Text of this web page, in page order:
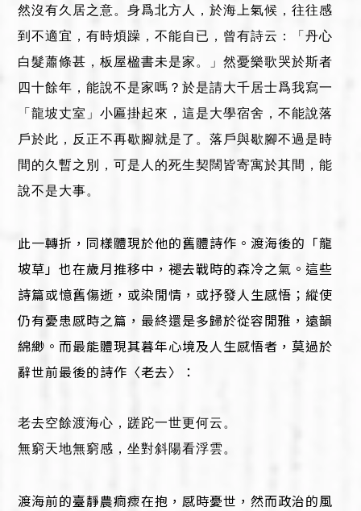
然沒有久居之意。身爲北方人，於海上氣候，往往感
到不適宜，有時煩躁，不能自已，曾有詩云：「丹心
白髮蕭條甚，板屋楹書未是家。」然憂樂歌哭於斯者
四十餘年，能說不是家嗎？於是請大千居士爲我寫一
「龍坡丈室」小匾掛起來，這是大學宿舍，不能說落
戶於此，反正不再歇腳就是了。落戶與歇腳不過是時
間的久暫之別，可是人的死生契闊皆寄寓於其間，能
說不是大事。
此一轉折，同樣體現於他的舊體詩作。渡海後的「龍
坡草」也在歲月推移中，褪去戰時的森冷之氣。這些
詩篇或憶舊傷逝，或染閒情，或抒發人生感悟；縱使
仍有憂患感時之篇，最終還是多歸於從容閒雅，遠韻
綿緲。而最能體現其暮年心境及人生感悟者，莫過於
辭世前最後的詩作〈老去〉：
老去空餘渡海心，蹉跎一世更何云。
無窮天地無窮感，坐對斜陽看浮雲。
渡海前的臺靜農痌瘝在抱，感時憂世，然而政治的風